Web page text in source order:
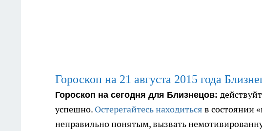
Гороскоп на 21 августа 2015 года
Гороскоп на сегодня для Близнецов:
успешно. Остерегайтесь находиться в состоянии
неправильно понятым, вызвать